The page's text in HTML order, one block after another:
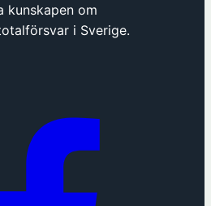
kunskapen om
i Sverige.